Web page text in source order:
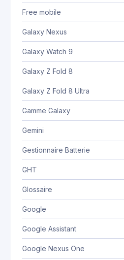
Free mobile
Galaxy Nexus
Galaxy Watch 9
Galaxy Z Fold 8
Galaxy Z Fold 8 Ultra
Gamme Galaxy
Gemini
Gestionnaire Batterie
GHT
Glossaire
Google
Google Assistant
Google Nexus One